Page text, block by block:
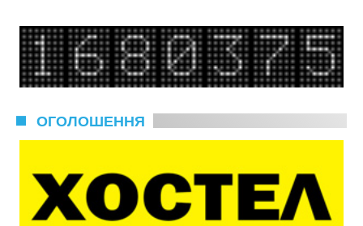
ОГОЛОШЕННЯ